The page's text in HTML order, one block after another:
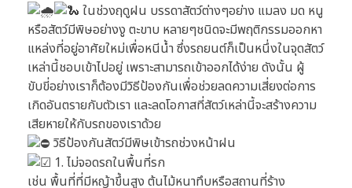
ในช่วงฤดูฝน บรรดาสัตว์ต่างๆอย่าง แมลง มด หนู
หรือสัตว์มีพิษอย่างงู ตะขาบ หลายๆชนิดจะมีพฤติกรรมออกหา
แหล่งที่อยู่อาศัยใหม่เพื่อหนีน้ำ ซึ่งรถยนต์ก็เป็นหนึ่งในจุดสัตว์
เหล่านี้ชอบเข้าไปอยู่ เพราะสามารถเข้าออกได้ง่าย ดังนั้น ผู้
ขับขี่อย่างเราก็ต้องมีวิธีป้องกันเพื่อช่วยลดความเสี่ยงต่อการ
เกิดอันตรายกับตัวเรา และลดโอกาสที่สัตว์เหล่านี้จะสร้างความ
เสียหายให้กับรถของเราด้วย
วิธีป้องกันสัตว์มีพิษเข้ารถช่วงหน้าฝน
1. ไม่จอดรถในพื้นที่รก
เช่น พื้นที่ที่มีหญ้าขึ้นสูง ต้นไม้หนาทึบหรือสถานที่ร้าง